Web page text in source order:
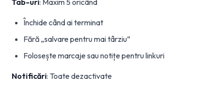
Tab-uri: Maxim 5 oricând
Închide când ai terminat
Fără „salvare pentru mai târziu”
Folosește marcaje sau notițe pentru linkuri
Notificări: Toate dezactivate